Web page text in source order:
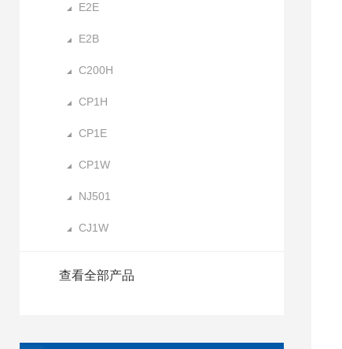
E2E
E2B
C200H
CP1H
CP1E
CP1W
NJ501
CJ1W
查看全部产品